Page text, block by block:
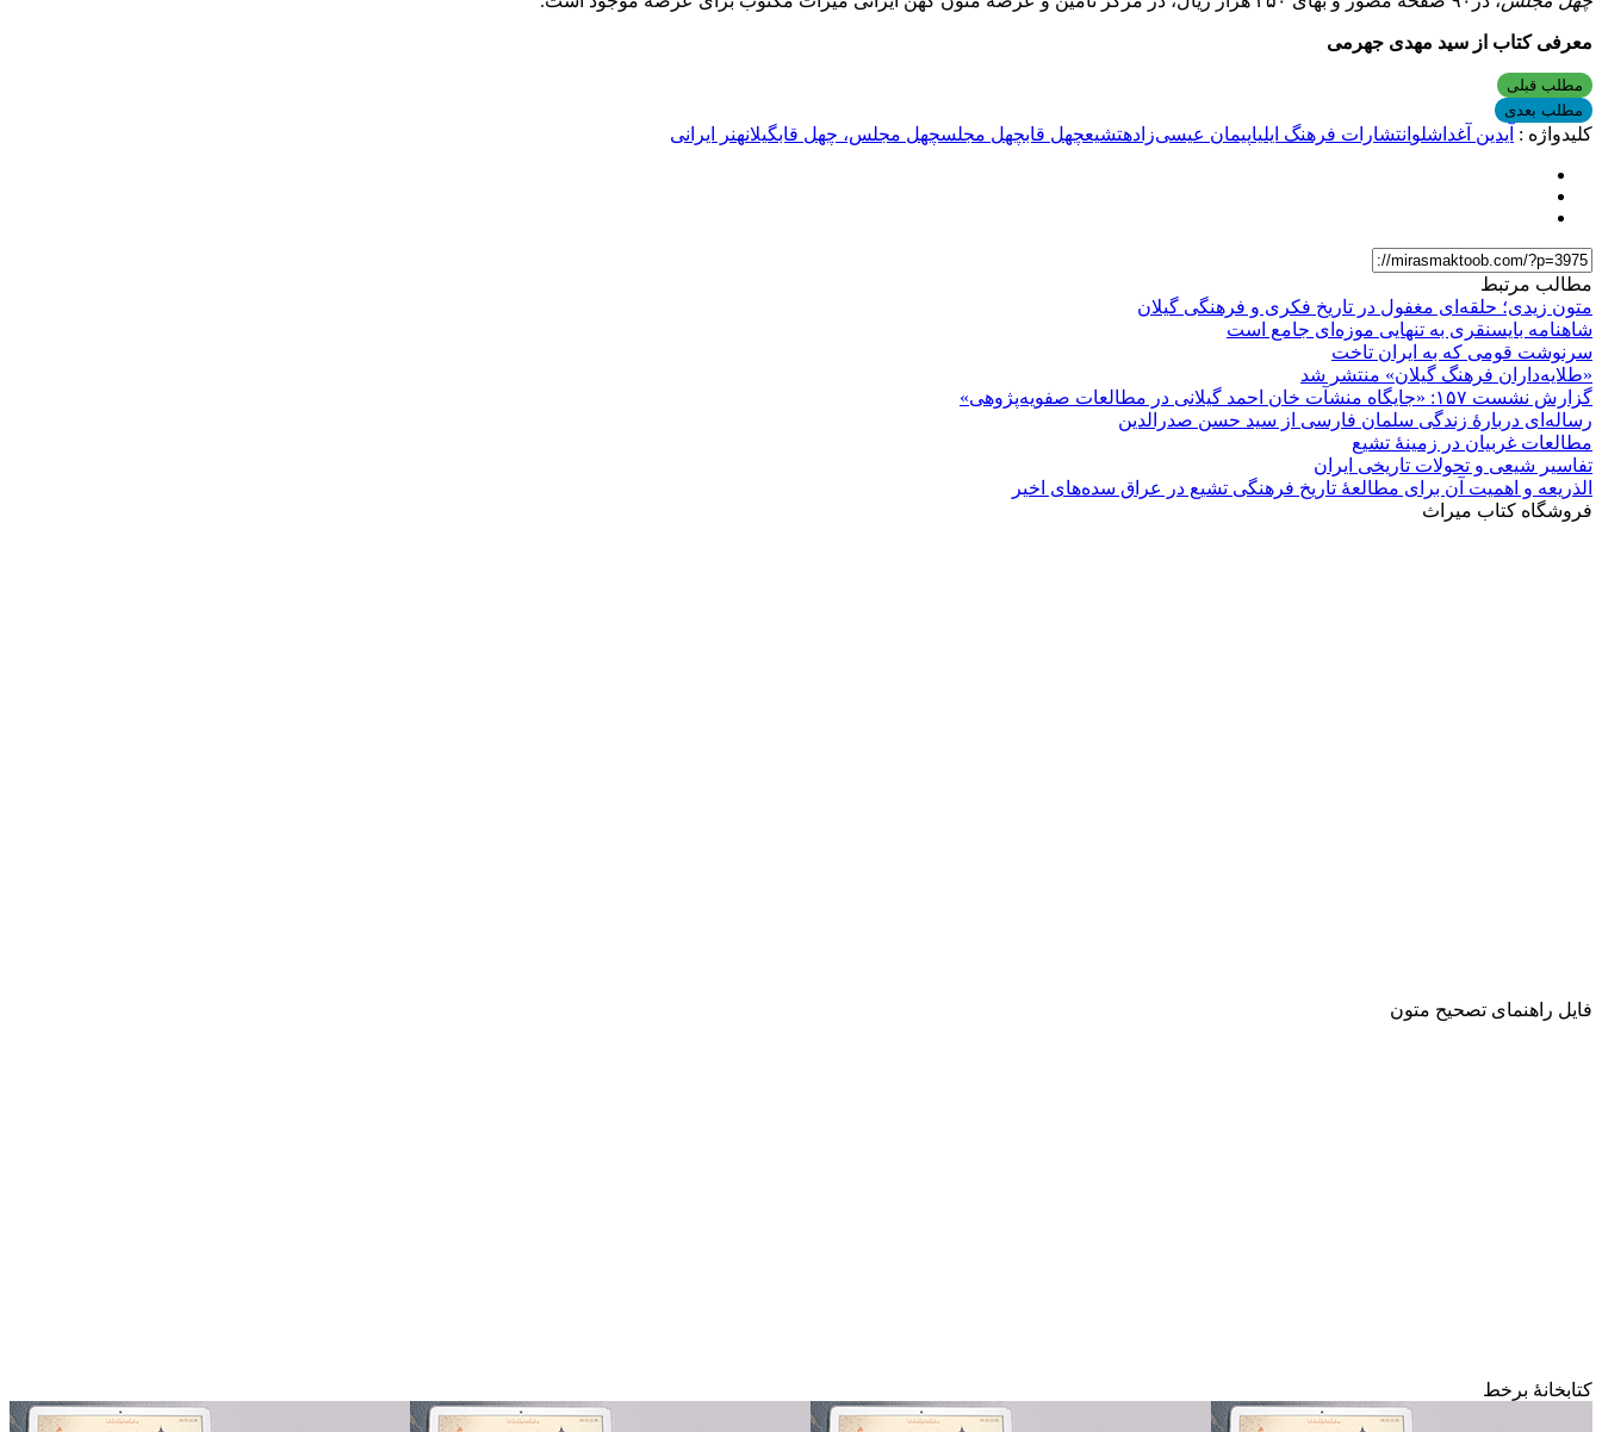
مطالب مرتبط
متون زیدی؛ حلقه‌ای مغفول در تاریخ فکری و فرهنگی گیلان
شاهنامه بایسنقری به تنهایی موزه‌ای جامع است
سرنوشت قومی که به ایران تاخت
«طلایه‌داران فرهنگ گیلان» منتشر شد
گزارش نشست ۱۵۷: «جایگاه منشآت خان احمد گیلانی در مطالعات صفویه‌پژوهی»
رساله‌اى دربارهٔ زندگى سلمان فارسى از سید حسن صدرالدین
مطالعات غربیان در زمینهٔ تشیع
تفاسیر شیعی و تحولات تاریخی ایران
الذریعه و اهمیت آن برای مطالعۀ تاریخ فرهنگی تشیع در عراق سده‌های اخیر